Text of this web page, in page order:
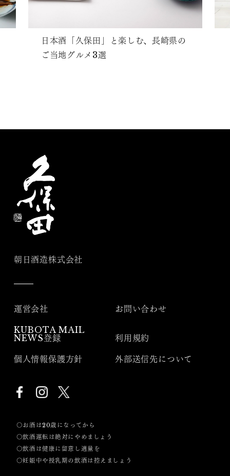
日本酒「久保田」と楽しむ、長崎県の
ご当地グルメ3選
朝日酒造株式会社
運営会社 お問い合わせ
KUBOTA MAIL
NEWS登録
利用規約
個人情報保護方針 外部送信先について
〇お酒は20歳になってから
〇飲酒運転は絶対にやめましょう
〇飲酒は健康に留意し適量を
〇妊娠中や授乳期の飲酒は控えましょう